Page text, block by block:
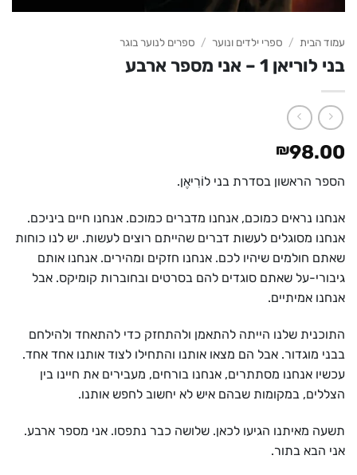
עמוד הבית / ספרי ילדים ונוער / ספרים לנוער בוגר
בני לוריאן 1 – אני מספר ארבע
₪98.00
הספר הראשון בסדרת בני לוֹרִיאֶן.
אנחנו נראים כמוכם, אנחנו מדברים כמוכם. אנחנו חיים ביניכם.
אנחנו מסוגלים לעשות דברים שהייתם רוצים לעשות. יש לנו כוחות
שאתם חולמים שיהיו לכם. אנחנו חזקים ומהירים. אנחנו אותם
גיבורי-על שאתם סוגדים להם בסרטים ובחוברות קומיקס. אבל
אנחנו אמיתיים.
התוכנית שלנו הייתה להתאמן ולהתחזק כדי להתאחד ולהילחם
בבני מוגדור. אבל הם מצאו אותנו והתחילו לצוד אותנו אחד אחד.
עכשיו אנחנו מסתתרים, אנחנו בורחים, מעבירים את חיינו בין
הצללים, במקומות שבהם איש לא יחשוב לחפש אותנו.
תשעה מאיתנו הגיעו לכאן. שלושה כבר נתפסו. אני מספר ארבע.
אני הבא בתור.